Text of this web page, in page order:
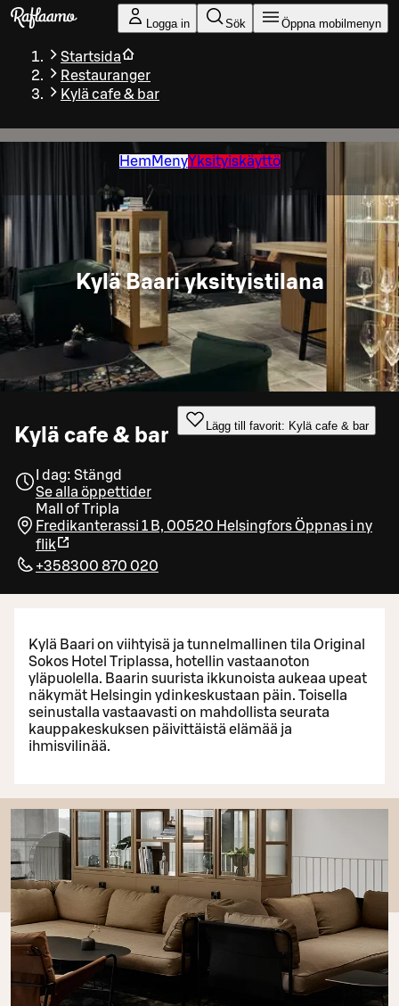
Gå till huvudinnehållet
Logga in Sök Öppna mobilmenyn
Startsida
Restauranger
Kylä cafe & bar
Hem MenyYksityiskäyttö
Kylä Baari yksityistilana
Kylä cafe & bar Lägg till favorit: Kylä cafe & bar
I dag: Stängd
Se alla öppettider
Mall of Tripla
Fredikanterassi 1 B, 00520 HelsingforsÖppnas i ny
flik
+358300 870 020
Kylä Baari on viihtyisä ja tunnelmallinen tila Original
Sokos Hotel Triplassa, hotellin vastaanoton
yläpuolella. Baarin suurista ikkunoista aukeaa upeat
näkymät Helsingin ydinkeskustaan päin. Toisella
seinustalla vastaavasti on mahdollista seurata
kauppakeskuksen päivittäistä elämää ja
ihmisvilinää.